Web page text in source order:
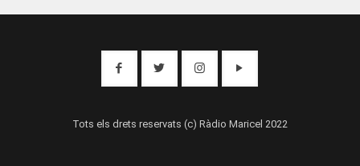
Tots els drets reservats (c) Ràdio Maricel 2022